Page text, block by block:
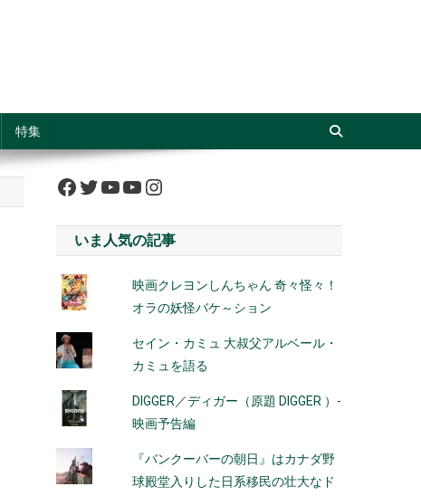
特集
Facebook
Twitter
YouTube
YouTube
Instagram
いま人気の記事
映画クレヨンしんちゃん 奇々怪々！
オラの妖怪バケ～ション
セイン・カミュ 大叔父アルベール・
カミュを語る
DIGGER／ディガー（原題 DIGGER ）-
映画予告編
『バンクーバーの朝日』はカナダ野
球殿堂入りした日系移民の壮大なド